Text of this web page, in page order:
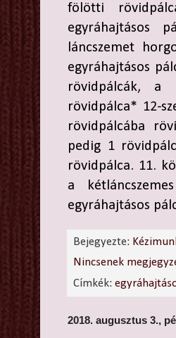
fölötti
egyráhajtásos
láncszemet
egyráhajtásos
rövidpálcák, a
rövidpálca* 12-
rövidpálcába
pedig 1
rövidpálca. 11.
a
egyráhajtásos
Bejegyezte:
Nincsenek
Címkék:
2018. augusztus 3.,